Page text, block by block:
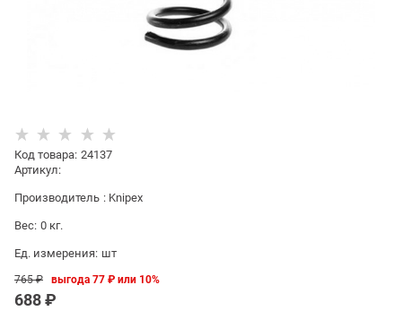
Код товара: 24137
Артикул:
Производитель : Knipex
Вес: 0 кг.
Ед. измерения: шт
765 ₽
688 ₽
выгода77 ₽ или 10%